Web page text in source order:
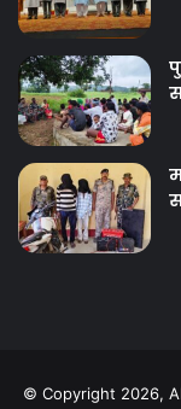
© Copyright 2026,